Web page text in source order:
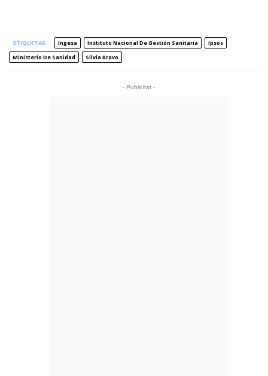
ETIQUETAS Ingesa Instituto Nacional De Gestión Sanitaria
Ipsos
Ministerio De Sanidad
Silvia Bravo
- Publicitat -